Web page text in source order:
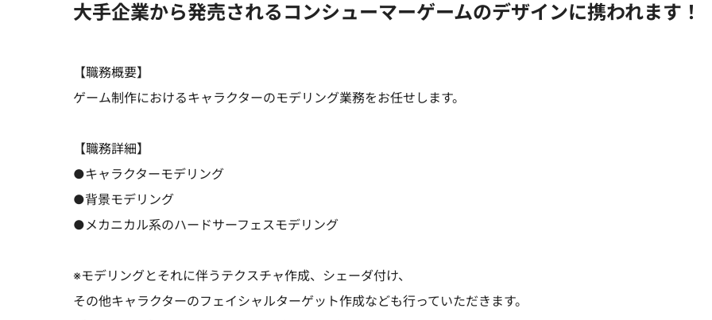
大手企業から発売されるコンシューマーゲームのデザインに携われます！
【職務概要】
ゲーム制作におけるキャラクターのモデリング業務をお任せします。
【職務詳細】
●キャラクターモデリング
●背景モデリング
●メカニカル系のハードサーフェスモデリング
※モデリングとそれに伴うテクスチャ作成、シェーダ付け、
その他キャラクターのフェイシャルターゲット作成なども行っていただきます。